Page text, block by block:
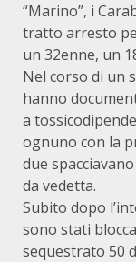
“Marino”, i
tratto arresto
un 32enne, un
Nel corso di un
hanno
a
ognuno con la
due
da vedetta.
Subito dopo
sono stati
sequestrato 50